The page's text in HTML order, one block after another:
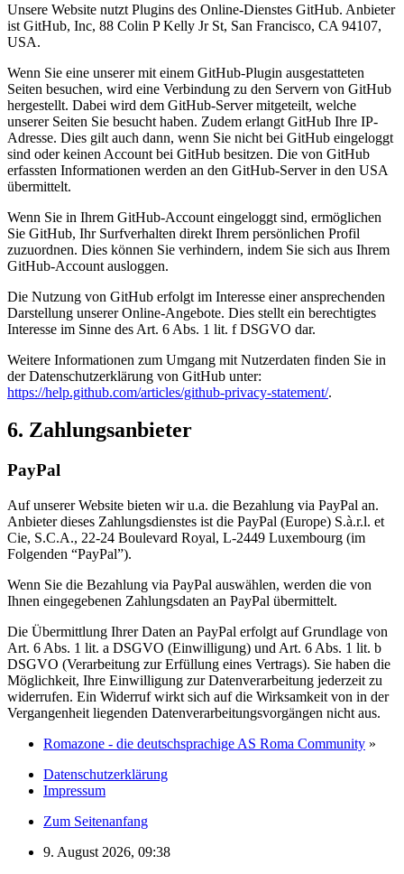
Unsere Website nutzt Plugins des Online-Dienstes GitHub. Anbieter
ist GitHub, Inc, 88 Colin P Kelly Jr St, San Francisco, CA 94107,
USA.
Wenn Sie eine unserer mit einem GitHub-Plugin ausgestatteten
Seiten besuchen, wird eine Verbindung zu den Servern von GitHub
hergestellt. Dabei wird dem GitHub-Server mitgeteilt, welche
unserer Seiten Sie besucht haben. Zudem erlangt GitHub Ihre IP-
Adresse. Dies gilt auch dann, wenn Sie nicht bei GitHub eingeloggt
sind oder keinen Account bei GitHub besitzen. Die von GitHub
erfassten Informationen werden an den GitHub-Server in den USA
übermittelt.
Wenn Sie in Ihrem GitHub-Account eingeloggt sind, ermöglichen
Sie GitHub, Ihr Surfverhalten direkt Ihrem persönlichen Profil
zuzuordnen. Dies können Sie verhindern, indem Sie sich aus Ihrem
GitHub-Account ausloggen.
Die Nutzung von GitHub erfolgt im Interesse einer ansprechenden
Darstellung unserer Online-Angebote. Dies stellt ein berechtigtes
Interesse im Sinne des Art. 6 Abs. 1 lit. f DSGVO dar.
Weitere Informationen zum Umgang mit Nutzerdaten finden Sie in
der Datenschutzerklärung von GitHub unter:
https://help.github.com/articles/github-privacy-statement/.
6. Zahlungsanbieter
PayPal
Auf unserer Website bieten wir u.a. die Bezahlung via PayPal an.
Anbieter dieses Zahlungsdienstes ist die PayPal (Europe) S.à.r.l. et
Cie, S.C.A., 22-24 Boulevard Royal, L-2449 Luxembourg (im
Folgenden “PayPal”).
Wenn Sie die Bezahlung via PayPal auswählen, werden die von
Ihnen eingegebenen Zahlungsdaten an PayPal übermittelt.
Die Übermittlung Ihrer Daten an PayPal erfolgt auf Grundlage von
Art. 6 Abs. 1 lit. a DSGVO (Einwilligung) und Art. 6 Abs. 1 lit. b
DSGVO (Verarbeitung zur Erfüllung eines Vertrags). Sie haben die
Möglichkeit, Ihre Einwilligung zur Datenverarbeitung jederzeit zu
widerrufen. Ein Widerruf wirkt sich auf die Wirksamkeit von in der
Vergangenheit liegenden Datenverarbeitungsvorgängen nicht aus.
Romazone - die deutschsprachige AS Roma Community »
Datenschutzerklärung
Impressum
Zum Seitenanfang
9. August 2026, 09:38